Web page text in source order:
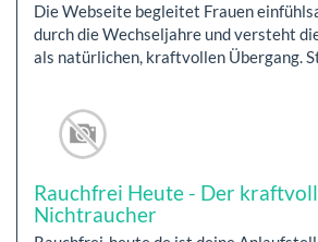
Die Webseite begleitet Frauen
durch die Wechseljahre und versteht
als natürlichen, kraftvollen Übergang.
Rauchfrei Heute - Der
Nichtraucher